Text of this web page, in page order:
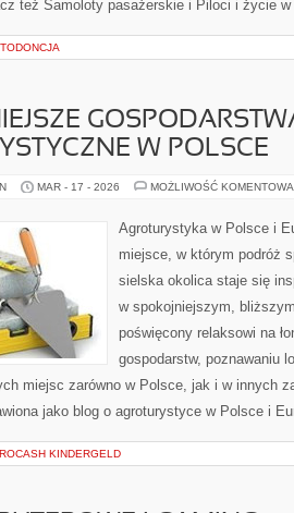
też Samoloty pasażerskie i Piloci i życie
W POLSCE
MAR - 17 - 2026 MOŻLIWOŚĆ
Agroturystyka w Polsce i
miejsce, w którym podróż
sielska okolica staje się
w spokojniejszym,
poświęcony relaksowi na
gospodarstw, poznawaniu
miejsc zarówno w Polsce, jak i w innych
jako blog o agroturystyce w Polsce i
KINDERGELD